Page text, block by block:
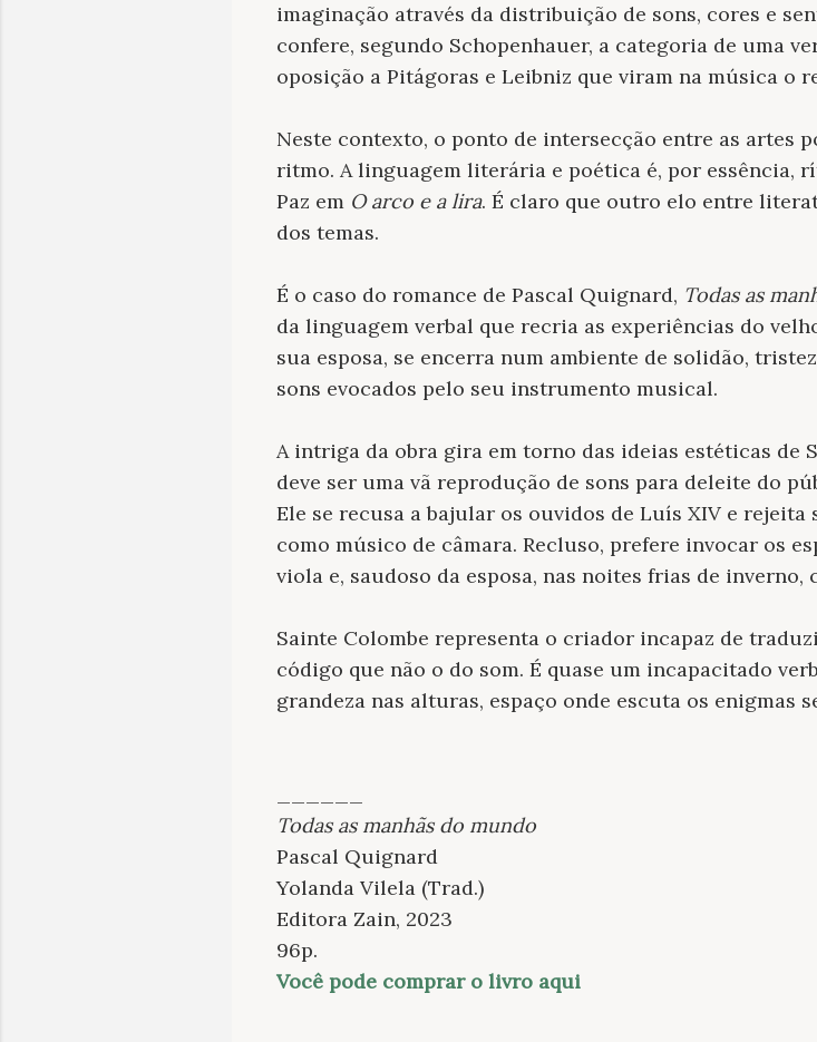
imaginação através da distribuição de sons, cores e
confere, segundo Schopenhauer, a categoria de uma
oposição a Pitágoras e Leibniz que viram na música o
Neste contexto, o ponto de intersecção entre as artes
ritmo. A linguagem literária e poética é, por essência,
Paz em O arco e a lira. É claro que outro elo entre
dos temas.
É o caso do romance de Pascal Quignard, Todas as
da linguagem verbal que recria as experiências do
sua esposa, se encerra num ambiente de solidão,
sons evocados pelo seu instrumento musical.
A intriga da obra gira em torno das ideias estéticas de
deve ser uma vã reprodução de sons para deleite do
Ele se recusa a bajular os ouvidos de Luís XIV e
como músico de câmara. Recluso, prefere invocar os
viola e, saudoso da esposa, nas noites frias de inverno,
Sainte Colombe representa o criador incapaz de
código que não o do som. É quase um incapacitado
grandeza nas alturas, espaço onde escuta os enigmas
Todas as manhãs do mundo
Pascal Quignard
Yolanda Vilela (Trad.)
Editora Zain, 2023
96p.
Você pode comprar o livro aqui